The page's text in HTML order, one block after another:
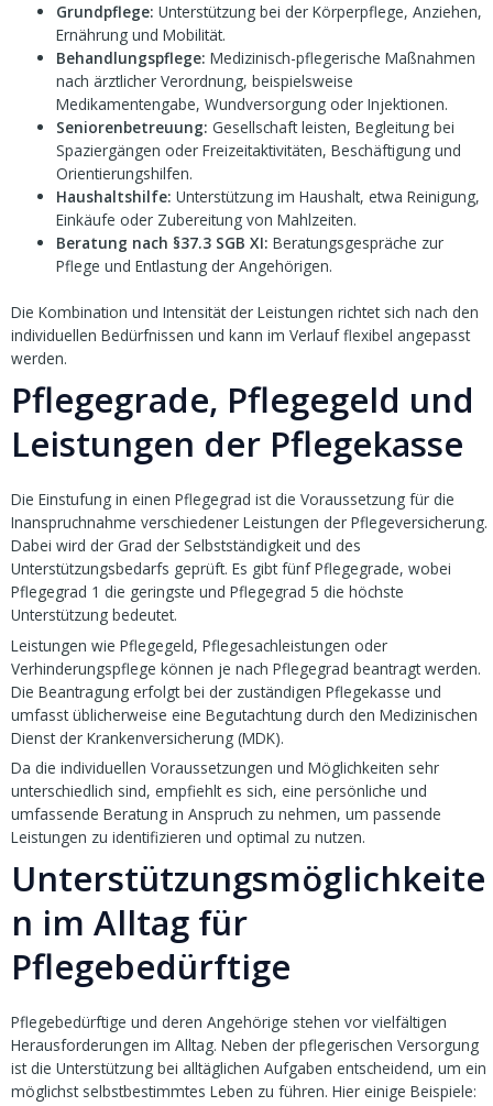
Grundpflege: Unterstützung bei der Körperpflege, Anziehen,
Ernährung und Mobilität.
Behandlungspflege: Medizinisch-pflegerische Maßnahmen
nach ärztlicher Verordnung, beispielsweise
Medikamentengabe, Wundversorgung oder Injektionen.
Seniorenbetreuung: Gesellschaft leisten, Begleitung bei
Spaziergängen oder Freizeitaktivitäten, Beschäftigung und
Orientierungshilfen.
Haushaltshilfe: Unterstützung im Haushalt, etwa Reinigung,
Einkäufe oder Zubereitung von Mahlzeiten.
Beratung nach §37.3 SGB XI: Beratungsgespräche zur
Pflege und Entlastung der Angehörigen.
Die Kombination und Intensität der Leistungen richtet sich nach den
individuellen Bedürfnissen und kann im Verlauf flexibel angepasst
werden.
Pflegegrade, Pflegegeld und
Leistungen der Pflegekasse
Die Einstufung in einen Pflegegrad ist die Voraussetzung für die
Inanspruchnahme verschiedener Leistungen der Pflegeversicherung.
Dabei wird der Grad der Selbstständigkeit und des
Unterstützungsbedarfs geprüft. Es gibt fünf Pflegegrade, wobei
Pflegegrad 1 die geringste und Pflegegrad 5 die höchste
Unterstützung bedeutet.
Leistungen wie Pflegegeld, Pflegesachleistungen oder
Verhinderungspflege können je nach Pflegegrad beantragt werden.
Die Beantragung erfolgt bei der zuständigen Pflegekasse und
umfasst üblicherweise eine Begutachtung durch den Medizinischen
Dienst der Krankenversicherung (MDK).
Da die individuellen Voraussetzungen und Möglichkeiten sehr
unterschiedlich sind, empfiehlt es sich, eine persönliche und
umfassende Beratung in Anspruch zu nehmen, um passende
Leistungen zu identifizieren und optimal zu nutzen.
Unterstützungsmöglichkeite
n im Alltag für
Pflegebedürftige
Pflegebedürftige und deren Angehörige stehen vor vielfältigen
Herausforderungen im Alltag. Neben der pflegerischen Versorgung
ist die Unterstützung bei alltäglichen Aufgaben entscheidend, um ein
möglichst selbstbestimmtes Leben zu führen. Hier einige Beispiele: